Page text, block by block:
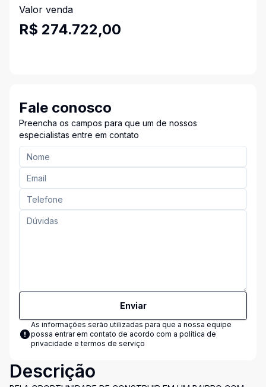
Valor venda
R$ 274.722,00
Fale conosco
Preencha os campos para que um de nossos
especialistas entre em contato
Enviar
As informações serão utilizadas para que a nossa equipe
possa entrar em contato de acordo com a política de
privacidade e termos de serviço
Descrição